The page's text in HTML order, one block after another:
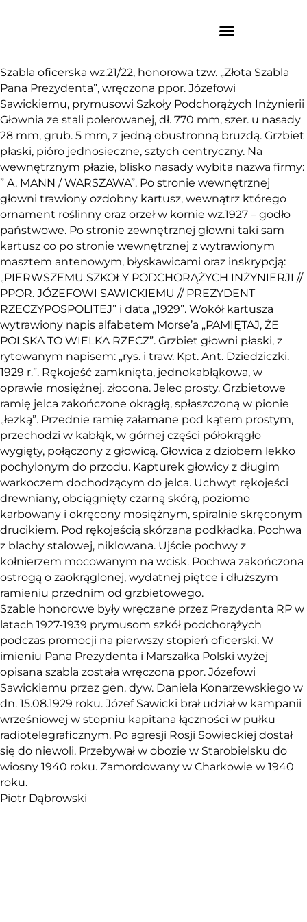
Szabla oficerska wz.21/22, honorowa tzw. „Złota Szabla
Pana Prezydenta”, wręczona ppor. Józefowi
Sawickiemu, prymusowi Szkoły Podchorążych Inżynierii
Głownia ze stali polerowanej, dł. 770 mm, szer. u nasady
28 mm, grub. 5 mm, z jedną obustronną bruzdą. Grzbiet
płaski, pióro jednosieczne, sztych centryczny. Na
wewnętrznym płazie, blisko nasady wybita nazwa firmy:
” A. MANN / WARSZAWA”. Po stronie wewnętrznej
głowni trawiony ozdobny kartusz, wewnątrz którego
ornament roślinny oraz orzeł w kornie wz.1927 – godło
państwowe. Po stronie zewnętrznej głowni taki sam
kartusz co po stronie wewnętrznej z wytrawionym
masztem antenowym, błyskawicami oraz inskrypcją:
„PIERWSZEMU SZKOŁY PODCHORĄŻYCH INŻYNIERJI //
PPOR. JÓZEFOWI SAWICKIEMU // PREZYDENT
RZECZYPOSPOLITEJ” i data „1929”. Wokół kartusza
wytrawiony napis alfabetem Morse’a „PAMIĘTAJ, ŻE
POLSKA TO WIELKA RZECZ”. Grzbiet głowni płaski, z
rytowanym napisem: „rys. i traw. Kpt. Ant. Dziedziczki.
1929 r.”. Rękojeść zamknięta, jednokabłąkowa, w
oprawie mosiężnej, złocona. Jelec prosty. Grzbietowe
ramię jelca zakończone okrągłą, spłaszczoną w pionie
„łezką”. Przednie ramię załamane pod kątem prostym,
przechodzi w kabłąk, w górnej części półokrągło
wygięty, połączony z głowicą. Głowica z dziobem lekko
pochylonym do przodu. Kapturek głowicy z długim
warkoczem dochodzącym do jelca. Uchwyt rękojeści
drewniany, obciągnięty czarną skórą, poziomo
karbowany i okręcony mosiężnym, spiralnie skręconym
drucikiem. Pod rękojeścią skórzana podkładka. Pochwa
z blachy stalowej, niklowana. Ujście pochwy z
kołnierzem mocowanym na wcisk. Pochwa zakończona
ostrogą o zaokrąglonej, wydatnej piętce i dłuższym
ramieniu przednim od grzbietowego.
Szable honorowe były wręczane przez Prezydenta RP w
latach 1927-1939 prymusom szkół podchorążych
podczas promocji na pierwszy stopień oficerski. W
imieniu Pana Prezydenta i Marszałka Polski wyżej
opisana szabla została wręczona ppor. Józefowi
Sawickiemu przez gen. dyw. Daniela Konarzewskiego w
dn. 15.08.1929 roku. Józef Sawicki brał udział w kampanii
wrześniowej w stopniu kapitana łączności w pułku
radiotelegraficznym. Po agresji Rosji Sowieckiej dostał
się do niewoli. Przebywał w obozie w Starobielsku do
wiosny 1940 roku. Zamordowany w Charkowie w 1940
roku.
Piotr Dąbrowski